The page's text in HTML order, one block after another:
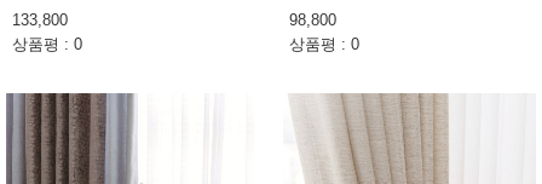
133,800
상품평 : 0
98,800
상품평 : 0